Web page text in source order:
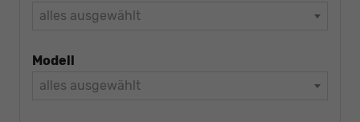
alles ausgewählt
Modell
alles ausgewählt